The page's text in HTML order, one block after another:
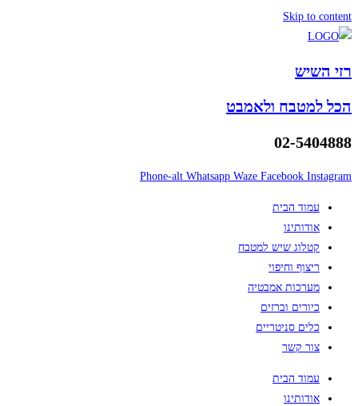
Skip to content
רזי השיש
הכל למטבח ולאמבט
02-5404888
Phone-alt Whatsapp Waze Facebook Instagram
עמוד הבית
אודותינו
קטלוג שיש למטבח
ריצוף וחיפוי
מערכות אמבטיה
כיורים וברזים
כלים סניטריים
צור קשר
עמוד הבית
אודותינו